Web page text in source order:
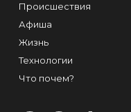
Происшествия
Афиша
Жизнь
Технологии
Что почем?